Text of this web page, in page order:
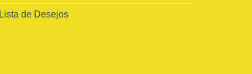
Lista de Desejos